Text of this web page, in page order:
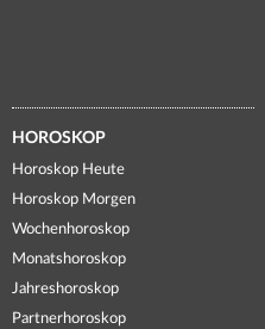
HOROSKOP
Horoskop Heute
Horoskop Morgen
Wochenhoroskop
Monatshoroskop
Jahreshoroskop
Partnerhoroskop